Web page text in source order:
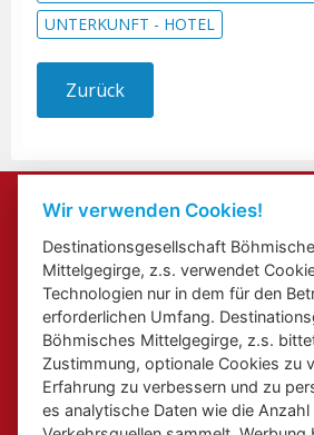
UNTERKUNFT - HOTEL
Zurück
Kontakte
Přihlášení odběru
Cookies
Web über Elbe Radweg in
Wir verwenden Cookies!
Destinationsgesellschaft
Mittelgegirge, z.s. verwendet
Technologien nur in dem für den
erforderlichen Umfang.
Böhmisches Mittelgegirge, z.s.
Zustimmung, optionale Cookies zu
Erfahrung zu verbessern und zu
es analytische Daten wie die